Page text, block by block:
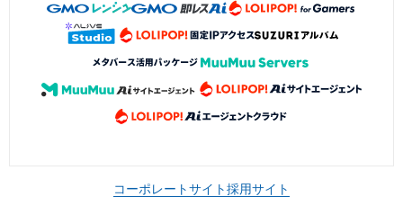
コーポレートサイト採用サイト